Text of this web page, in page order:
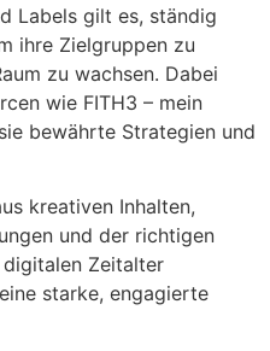
Labels gilt es, ständig
ihre Zielgruppen zu
zu wachsen. Dabei
wie FITH3 – mein
bewährte Strategien und
kreativen Inhalten,
und der richtigen
Zeitalter
starke, engagierte